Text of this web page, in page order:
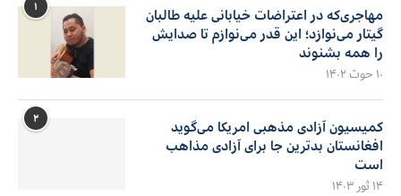
۱
مهاجری‌که در اعتراضات خیابانی علیه طالبان
گیتار می‌نوازد؛ این قدر می‌نوازم تا صدایش
را همه بشنوند
۱۰ حوت ۱۴۰۲
۲
کمیسیون آزادی مذهبی امریکا می‌گوید
افغانستان بدترین جا برای آزادی مذاهب
است
۱۴ ثور ۱۴۰۳